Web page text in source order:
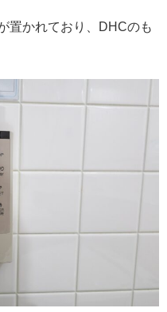
置かれており、DHCのも